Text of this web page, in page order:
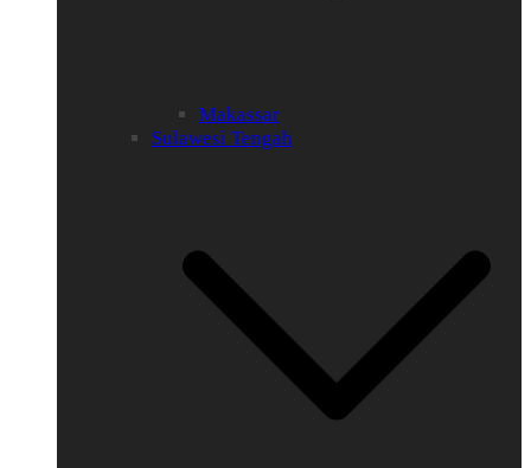
Makassar
Sulawesi Tengah